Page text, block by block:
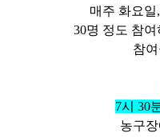
매주 화요
30명 정도 참
참
7시 30
농구